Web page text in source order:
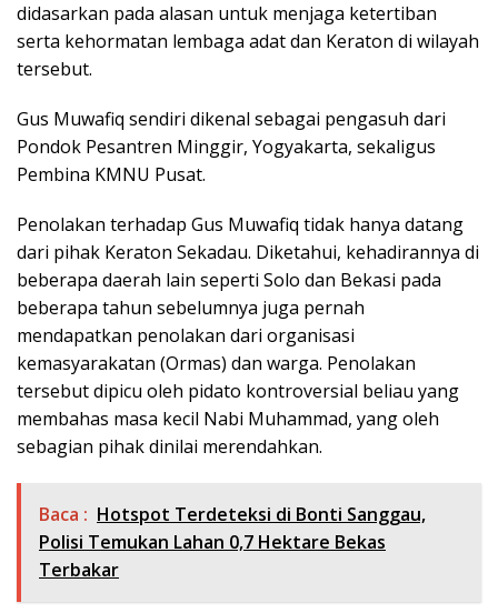
didasarkan pada alasan untuk menjaga ketertiban
serta kehormatan lembaga adat dan Keraton di wilayah
tersebut.
Gus Muwafiq sendiri dikenal sebagai pengasuh dari
Pondok Pesantren Minggir, Yogyakarta, sekaligus
Pembina KMNU Pusat.
Penolakan terhadap Gus Muwafiq tidak hanya datang
dari pihak Keraton Sekadau. Diketahui, kehadirannya di
beberapa daerah lain seperti Solo dan Bekasi pada
beberapa tahun sebelumnya juga pernah
mendapatkan penolakan dari organisasi
kemasyarakatan (Ormas) dan warga. Penolakan
tersebut dipicu oleh pidato kontroversial beliau yang
membahas masa kecil Nabi Muhammad, yang oleh
sebagian pihak dinilai merendahkan.
Baca : Hotspot Terdeteksi di Bonti Sanggau,
Polisi Temukan Lahan 0,7 Hektare Bekas
Terbakar